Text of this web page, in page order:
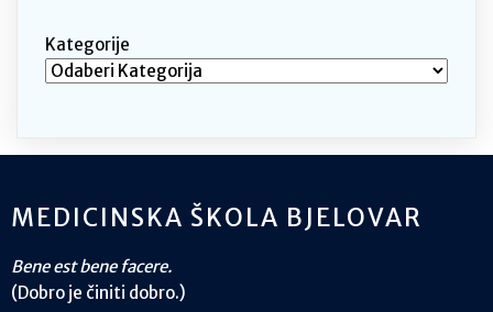
Kategorije
MEDICINSKA ŠKOLA BJELOVAR
Bene est bene facere.
(Dobro je činiti dobro.)